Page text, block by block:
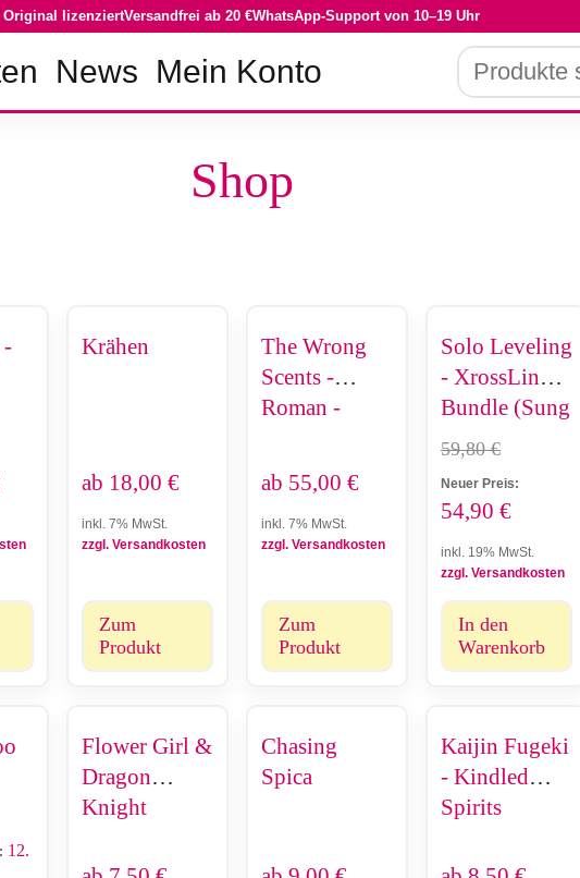
Original lizenziertVersandfrei ab 20 €WhatsApp-Support von 10–19 Uhr
News Mein Konto
Produkte
suchen
Shop
-
Krähen
ab 18,00 €
inkl. 7% MwSt.
zzgl. Versandkosten
Zum
Produkt
The Wrong
Scents -
Roman -
Edition
ab 55,00 €
inkl. 7% MwSt.
zzgl. Versandkosten
Zum
Produkt
Solo Leveling
- XrossLink -
Bundle (Sung
Jinwoo &
59,80€
Neuer Preis:
54,90 €
inkl. 19% MwSt.
zzgl. Versandkosten
In den
Warenkorb
12.
Flower Girl &
Dragon
Knight
Chasing
Spica
Kaijin Fugeki
- Kindled
Spirits